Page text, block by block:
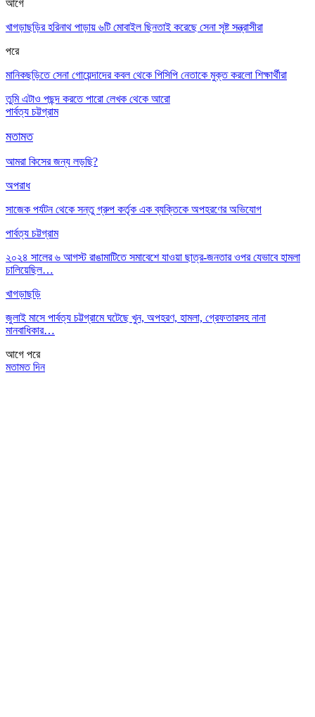
আগে
খাগড়াছড়ির হরিনাথ পাড়ায় ৬টি মোবাইল ছিনতাই করেছে সেনা সৃষ্ট সন্ত্রাসীরা
পরে
মানিকছড়িতে সেনা গোয়েন্দাদের কবল থেকে পিসিপি নেতাকে মুক্ত করলো শিক্ষার্থীরা
তুমি এটাও পছন্দ করতে পারো লেখক থেকে আরো
পার্বত্য চট্টগ্রাম
মতামত
আমরা কিসের জন্য লড়ছি?
অপরাধ
সাজেক পর্যটন থেকে সন্তু গ্রুপ কর্তৃক এক ব্যক্তিকে অপহরণের অভিযোগ
পার্বত্য চট্টগ্রাম
২০২৪ সালের ৬ আগস্ট রাঙামাটিতে সমাবেশে যাওয়া ছাত্র-জনতার ওপর যেভাবে হামলা
চালিয়েছিল…
খাগড়াছড়ি
জুলাই মাসে পার্বত্য চট্টগ্রামে ঘটেছে খুন, অপহরণ, হামলা, গ্রেফতারসহ নানা
মানবাধিকার…
আগে পরে
মতামত দিন